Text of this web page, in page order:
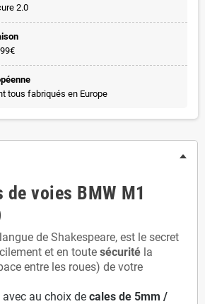
2.0
tous fabriqués en Europe
voies BMW M1
de Shakespeare, est le secret
et en toute sécurité la
entre les roues) de votre
au choix de cales de 5mm /